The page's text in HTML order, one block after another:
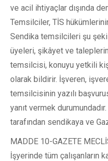
ve acil ihtiyaçlar dışında
Temsilciler, TİS
Sendika temsilcileri şu
üyeleri, şikâyet ve
temsilcisi, konuyu yetkili
olarak bildirir. İşveren,
temsilcisinin yazılı
yanıt vermek
tarafından sendikaya ve
MADDE 10-GAZETE
İşyerinde tüm çalışanların